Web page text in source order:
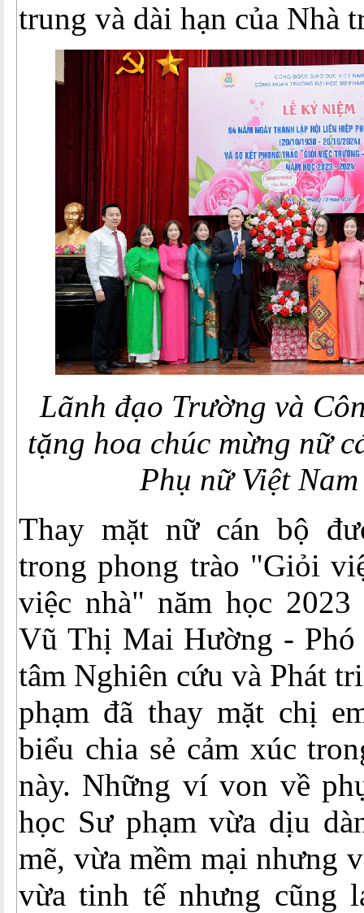
trung và dài hạn của Nhà
Lãnh đạo Trường và
tặng hoa chúc mừng nữ
Phụ nữ Việt
Thay mặt nữ cán bộ
trong phong trào "Giỏi
việc nhà" năm học 2023
Vũ Thị Mai Hường - Phó
tâm Nghiên cứu và Phát
phạm đã thay mặt chị
biểu chia sẻ cảm xúc
này. Những ví von về
học Sư phạm vừa dịu
mẽ, vừa mềm mại nhưng
vừa tinh tế nhưng cũng